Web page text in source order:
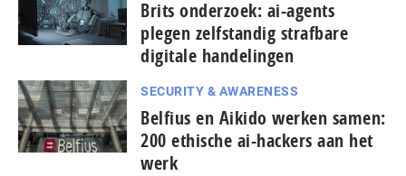
Brits onderzoek: ai-agents
plegen zelfstandig strafbare
digitale handelingen
SECURITY & AWARENESS
Belfius en Aikido werken samen:
200 ethische ai-hackers aan het
werk